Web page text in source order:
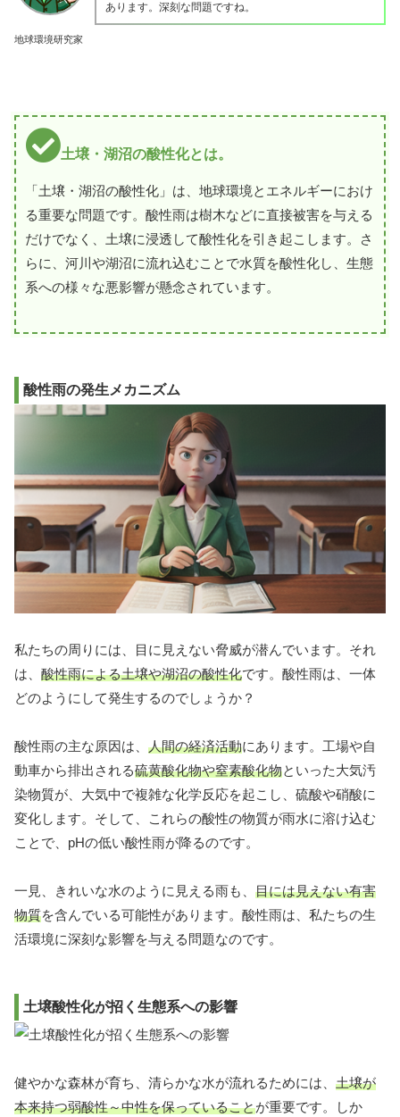
地球環境研究家
あります。深刻な問題ですね。
土壌・湖沼の酸性化とは。
「土壌・湖沼の酸性化」は、地球環境とエネルギーにおけ
る重要な問題です。酸性雨は樹木などに直接被害を与える
だけでなく、土壌に浸透して酸性化を引き起こします。さ
らに、河川や湖沼に流れ込むことで水質を酸性化し、生態
系への様々な悪影響が懸念されています。
酸性雨の発生メカニズム
私たちの周りには、目に見えない脅威が潜んでいます。それ
は、 酸性雨による土壌や湖沼の酸性化です。酸性雨は、一体
どのようにして発生するのでしょうか？
酸性雨の主な原因は、 人間の経済活動にあります。工場や自
動車から排出される硫黄酸化物や窒素酸化物といった大気汚
染物質が、大気中で複雑な化学反応を起こし、硫酸や硝酸に
変化します。そして、これらの酸性の物質が雨水に溶け込む
ことで、pHの低い酸性雨が降るのです。
一見、きれいな水のように見える雨も、 目には見えない有害
物質を含んでいる可能性があります。酸性雨は、私たちの生
活環境に深刻な影響を与える問題なのです。
土壌酸性化が招く生態系への影響
健やかな森林が育ち、清らかな水が流れるためには、 土壌が
本来持つ弱酸性～中性を保っていることが重要です。しか